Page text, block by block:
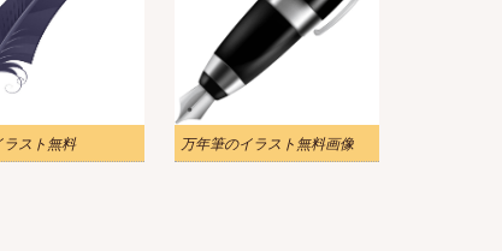
スト無料 万年筆のイラスト無料画像